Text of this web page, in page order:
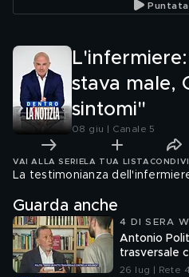
stava male,
sintomi"
08 giu | Canale 5
VAI ALLA SERIE LA TUA LISTA
La testimonianza
Guarda anche
4 DI SERA
Antonio
trasversale
26 lug | Rete 4